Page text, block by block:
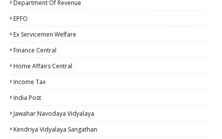
Department Of Revenue
EPFO
Ex Servicemen Welfare
Finance Central
Home Affairs Central
Income Tax
India Post
Jawahar Navodaya Vidyalaya
Kendriya Vidyalaya Sangathan